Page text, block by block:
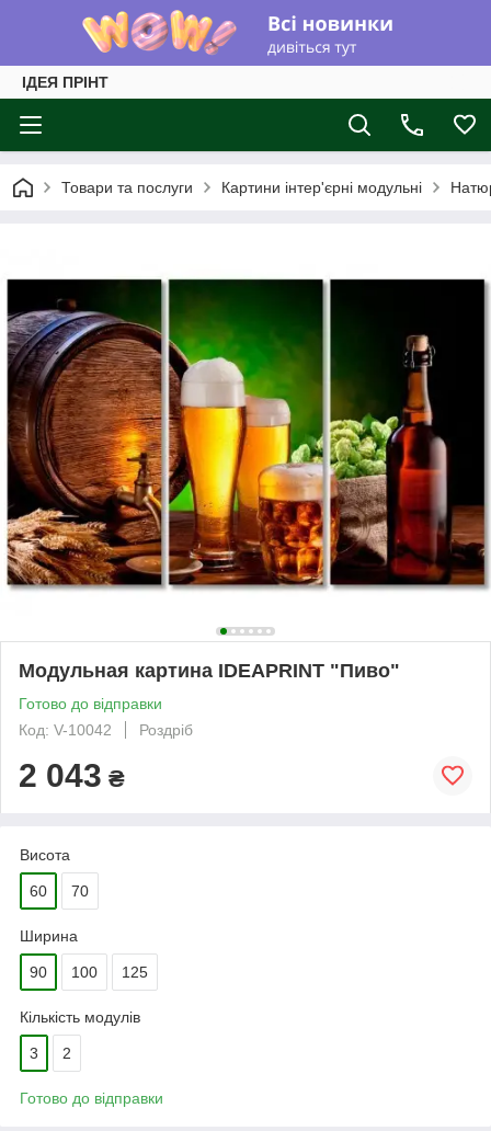
ІДЕЯ ПРІНТ
Товари та послуги Картини інтер'єрні модульні
Модульная картина IDEAPRINT "Пиво"
Готово до відправки
Код: V-10042
Роздріб
2 043 ₴
Висота
60 70
Ширина
90 100 125
Кількість модулів
3 2
Готово до відправки